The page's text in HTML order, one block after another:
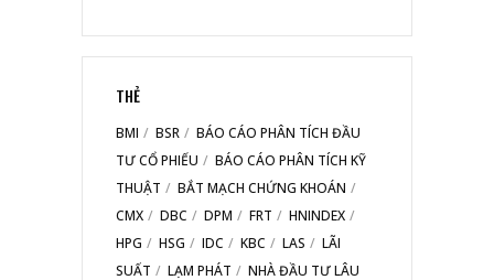
THẺ
BMI BSR
BÁO CÁO PHÂN TÍCH ĐẦU
TƯ CỔ PHIẾU
BÁO CÁO PHÂN TÍCH KỸ
THUẬT
BẮT MẠCH CHỨNG KHOÁN
CMX
DBC DPM FRT
HNINDEX
HPG
HSG IDC KBC LAS
LÃI
SUẤT
LẠM PHÁT NHÀ ĐẦU TƯ LÂU